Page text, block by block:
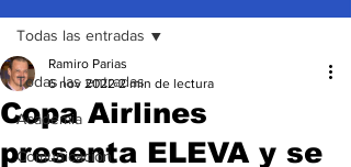
Todas las entradas
Academia
Comunicación
Todas las entradas
Copa Airlines
presenta ELEVA y se
Ramiro Parias
6 nov 2022 2 min de lectura